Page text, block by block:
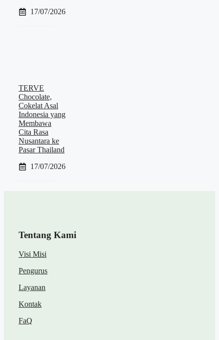
17/07/2026
TERVE
Chocolate,
Cokelat Asal
Indonesia yang
Membawa
Cita Rasa
Nusantara ke
Pasar Thailand
17/07/2026
Tentang Kami
Visi Misi
Pengurus
Layanan
Kontak
FaQ